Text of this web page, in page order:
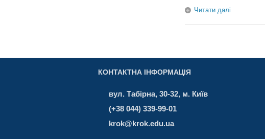
Читати далі
КОНТАКТНА ІНФОРМАЦІЯ
вул. Табірна, 30-32, м. Київ
(+38 044) 339-99-01
krok@krok.edu.ua